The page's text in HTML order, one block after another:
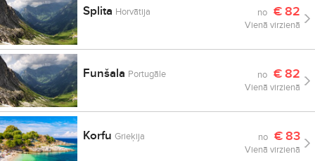
Splita Horvātija no €82
Vienā virzienā
Funšala Portugāle no €82
Vienā virzienā
KorfuGrieķija no €83
Vienā virzienā